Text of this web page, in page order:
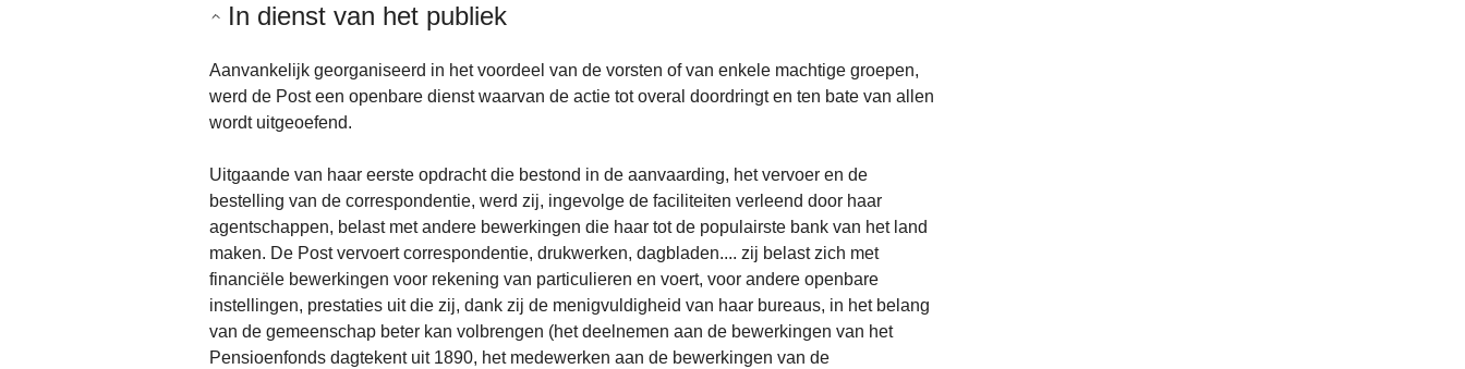
In dienst van het publiek
Aanvankelijk georganiseerd in het voordeel van de vorsten of van enkele machtige groepen,
werd de Post een openbare dienst waarvan de actie tot overal doordringt en ten bate van allen
wordt uitgeoefend.
Uitgaande van haar eerste opdracht die bestond in de aanvaarding, het vervoer en de
bestelling van de correspondentie, werd zij, ingevolge de faciliteiten verleend door haar
agentschappen, belast met andere bewerkingen die haar tot de populairste bank van het land
maken. De Post vervoert correspondentie, drukwerken, dagbladen.... zij belast zich met
financiële bewerkingen voor rekening van particulieren en voert, voor andere openbare
instellingen, prestaties uit die zij, dank zij de menigvuldigheid van haar bureaus, in het belang
van de gemeenschap beter kan volbrengen (het deelnemen aan de bewerkingen van het
Pensioenfonds dagtekent uit 1890, het medewerken aan de bewerkingen van de